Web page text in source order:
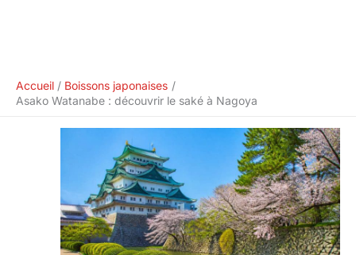
Accueil
Boissons japonaises
Asako Watanabe : découvrir le saké à Nagoya